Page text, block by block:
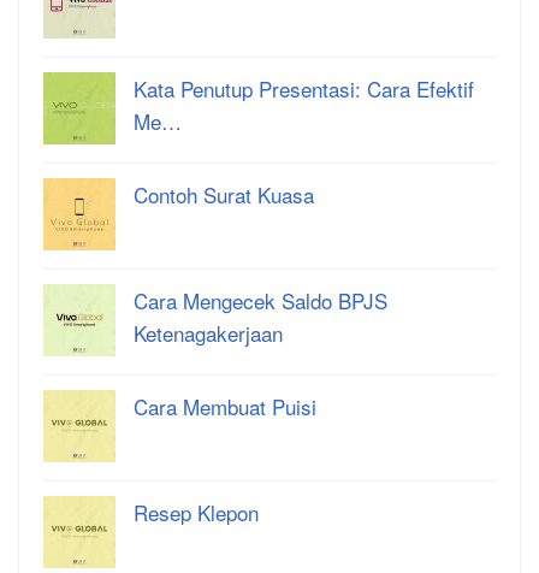
Kata Penutup Presentasi: Cara Efektif
Me…
Contoh Surat Kuasa
Cara Mengecek Saldo BPJS
Ketenagakerjaan
Cara Membuat Puisi
Resep Klepon